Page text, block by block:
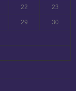
22 23
29 30